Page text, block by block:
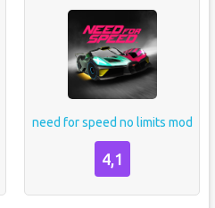
need for speed no limits mod
4,1